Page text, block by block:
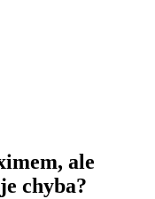
ale
chyba?